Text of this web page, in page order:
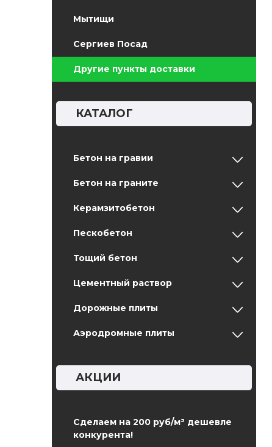
Мытищи
Сергиев Посад
Другие пункты доставки
КАТАЛОГ
Бетон на гравии
Бетон на граните
Керамзитобетон
Пескобетон
Тощий бетон
Цементный раствор
Дорожные плиты
Аэродромные плиты
АКЦИИ
Сделаем на 200 руб/м³ дешевле
конкурента!